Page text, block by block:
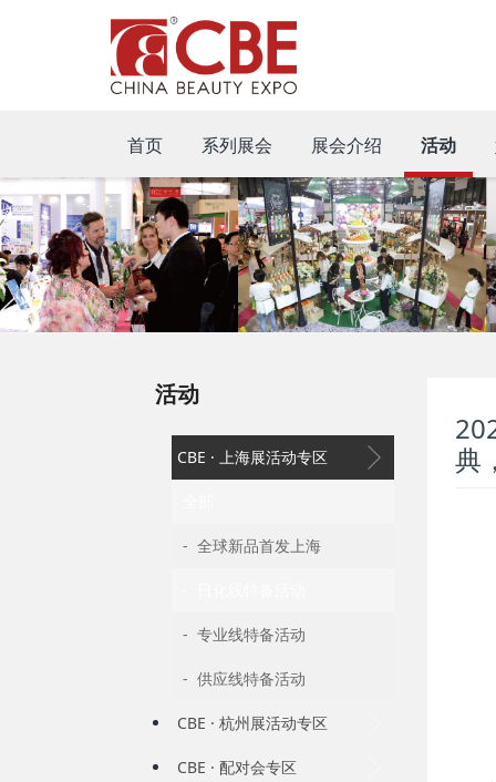
首页 系列展会 展会介绍 活动
活动
CBE · 上海展活动专区
- 全球新品首发上海
- 专业线特备活动
- 供应线特备活动
CBE · 杭州展活动专区
CBE · 配对会专区
典